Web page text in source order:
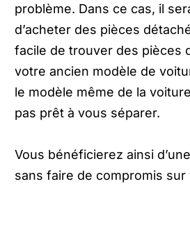
problème. Dans ce cas, il
d’acheter des pièces
facile de trouver des pièces
votre ancien modèle de
le modèle même de la
pas prêt à vous séparer.
Vous bénéficierez ainsi
sans faire de compromis sur